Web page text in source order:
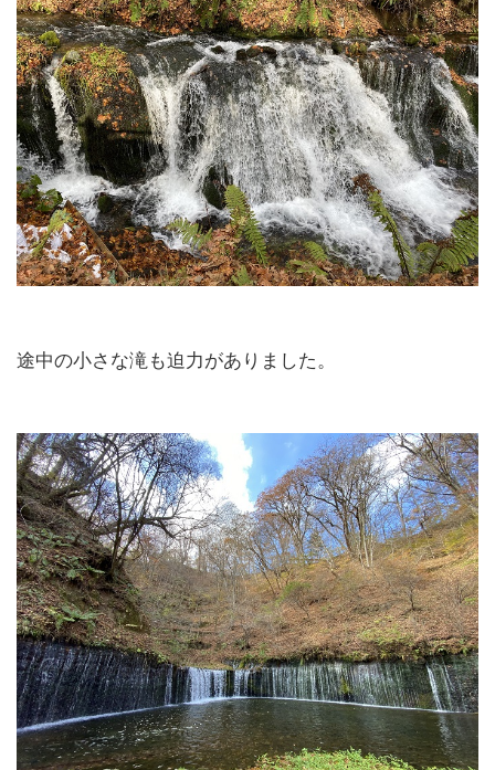
途中の小さな滝も迫力がありました。